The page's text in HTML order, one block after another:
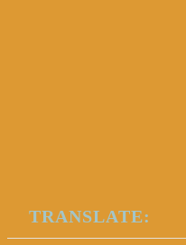
TRANSLATE: